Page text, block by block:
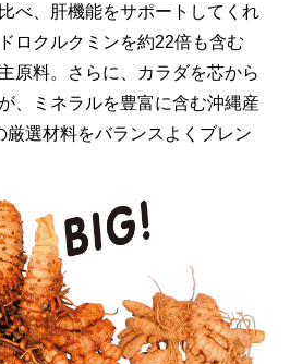
べ、肝機能をサポートしてくれ
ロクルクミンを約22倍も含む
原料。さらに、カラダを芯から
、ミネラルを豊富に含む沖縄産
選材料をバランスよくブレン